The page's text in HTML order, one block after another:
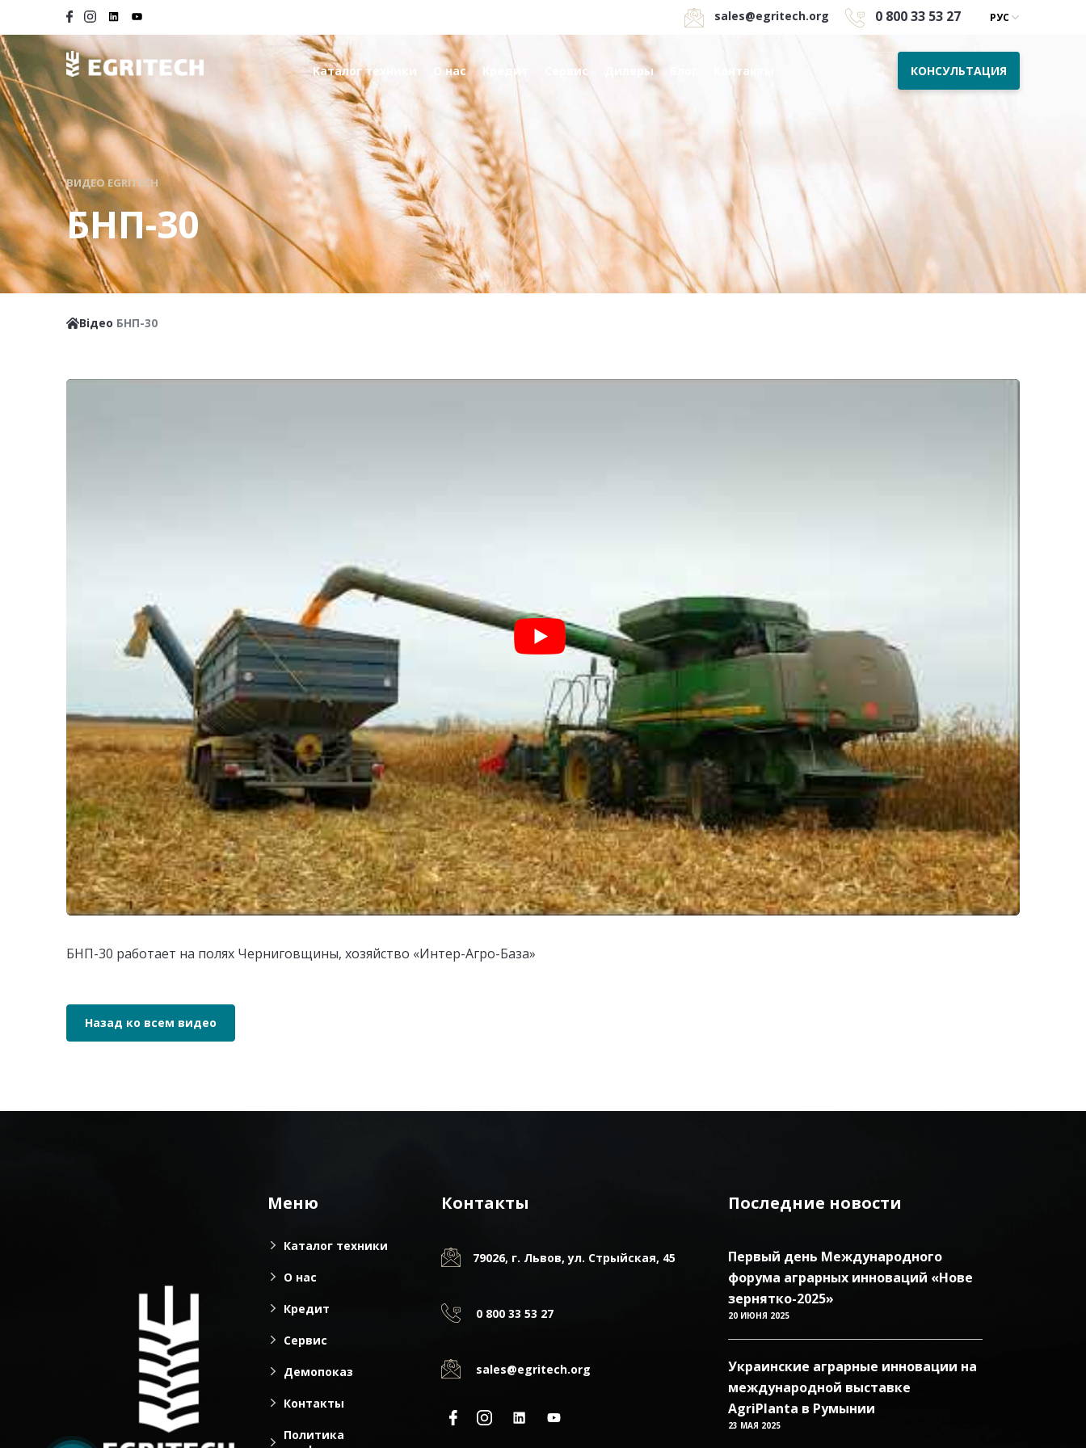
sales@egritech.org 0 800 33 53 27 РУС
Каталог техники О нас Кредит Сервис Дилеры Контакты КОНСУЛЬТАЦИЯ
ВИДЕО EGRITECH
БНП-30
Відео БНП-30
БНП-30 работает на полях Черниговщины, хозяйство «Интер-Агро-База»
Назад ко всем видео
Меню
Каталог техники
О нас
Кредит
Сервис
Демопоказ
Контакты
Политика
Контакты
79026, г. Львов, ул. Стрыйская, 45
0 800 33 53 27
sales@egritech.org
Последние новости
Первый день Международного
форума аграрных инноваций «Нове
зернятко-2025»
20 ИЮНЯ 2025
Украинские аграрные инновации на
международной выставке
AgriPlanta в Румынии
23 МАЯ 2025